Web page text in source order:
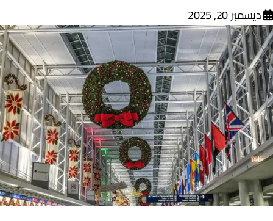
ديسمبر 20, 2025